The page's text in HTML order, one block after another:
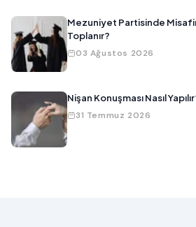
Mezuniyet Partisinde
Toplanır?
03 Ağustos 2026
Nişan Konuşması Nasıl
31 Temmuz 2026